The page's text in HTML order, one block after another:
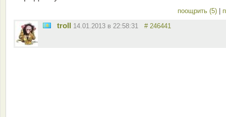
поощрить (5)
troll 14.01.2013 в 22:58:31 # 246441